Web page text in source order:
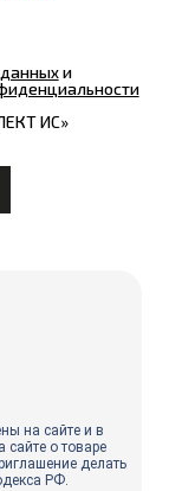
и
ИС»
на сайте и в
сайте о товаре
делать
РФ.